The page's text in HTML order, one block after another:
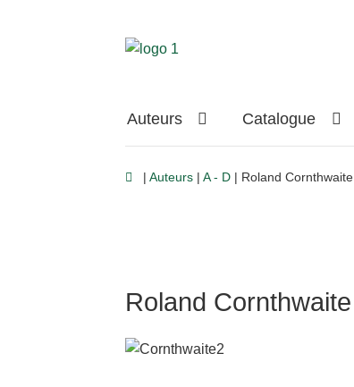
Aller
navigation
Aller
Auteurs Catalogue
| Auteurs| A - D| Roland Cornthwaite
Roland Cornthwaite